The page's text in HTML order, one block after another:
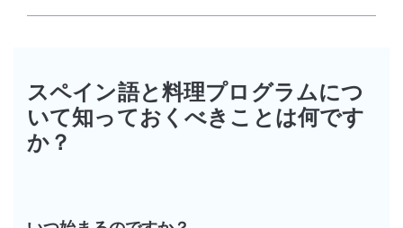
スペイン語と料理プログラムにつ
いて知っておくべきことは何です
か？